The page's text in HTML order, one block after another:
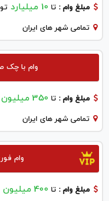
مبلغ وام : تا 10 میلیارد
تمامی شهر های ایران
وام با چک
مبلغ وام : تا 350 میلیون
تمامی شهر های ایران
وام
مبلغ وام : تا 400 میلیون